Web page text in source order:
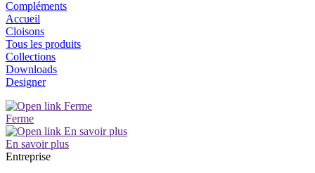
Compléments
Accueil
Cloisons
Tous les produits
Collections
Downloads
Designer
Ferme
En savoir plus
Entreprise